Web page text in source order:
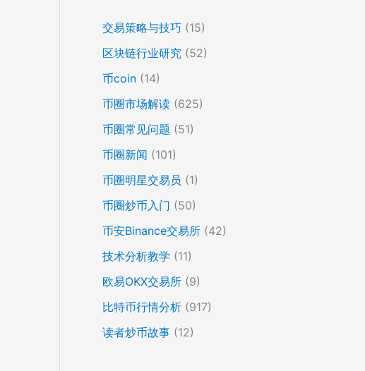
交易策略与技巧 (15)
区块链行业研究 (52)
币coin (14)
币圈市场解读 (625)
币圈常见问题 (51)
币圈新闻 (101)
币圈明星交易员 (1)
币圈炒币入门 (50)
币安Binance交易所 (42)
技术分析教学 (11)
欧易OKX交易所 (9)
比特币行情分析 (917)
读者炒币故事 (12)